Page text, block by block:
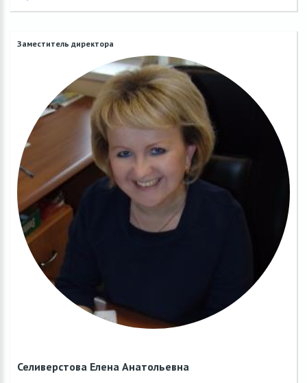
Заместитель директора
Селиверстова Елена Анатольевна